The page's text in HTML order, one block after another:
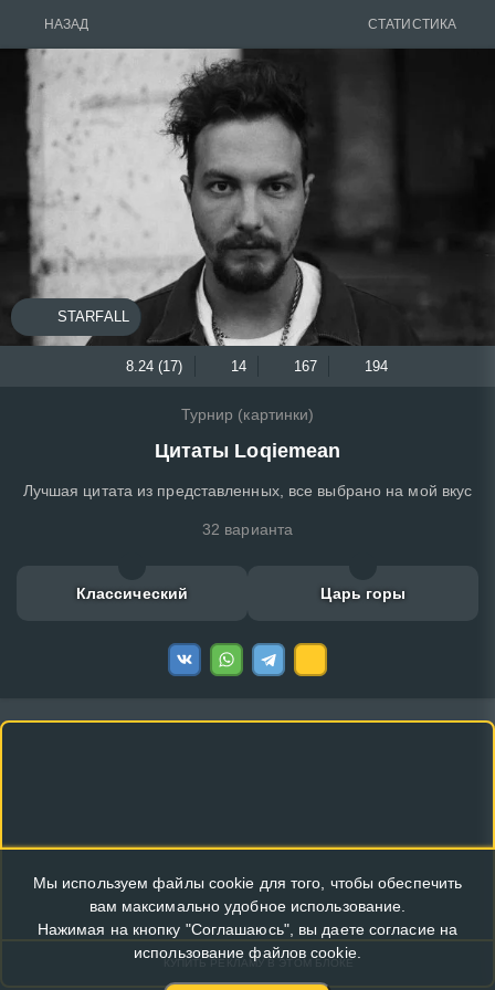
НАЗАД СТАТИСТИКА
STARFALL
8.24 (17) 14 167 194
Турнир (картинки)
Цитаты Loqiemean
Лучшая цитата из представленных, все выбрано на мой вкус
32 варианта
Классический Царь горы
КУПИТЬ РЕКЛАМУ В ЭТОМ БЛОКЕ
Мы используем файлы cookie для того, чтобы обеспечить
вам максимально удобное использование.
Нажимая на кнопку "Соглашаюсь", вы даете согласие на
использование файлов cookie.